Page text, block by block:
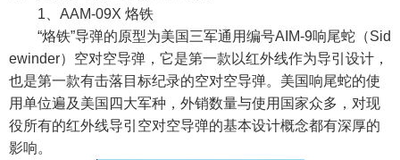
1、AAM-09X 烙铁
“烙铁”导弹的原型为美国三军通用编号AIM-9响尾蛇（Sid
ewinder）空对空导弹，它是第一款以红外线作为导引设计，
也是第一款有击落目标纪录的空对空导弹。美国响尾蛇的使
用单位遍及美国四大军种，外销数量与使用国家众多，对现
役所有的红外线导引空对空导弹的基本设计概念都有深厚的
影响。